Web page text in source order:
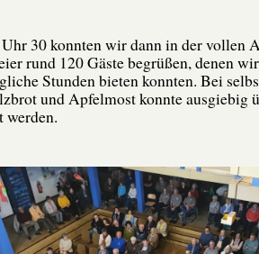
30 konnten wir dann in der vollen
rund 120 Gäste begrüßen, denen
Stunden bieten konnten. Bei
und Apfelmost konnte ausgiebig
werden.